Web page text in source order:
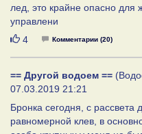
лед, это крайне опасно для
управлени
Нравится
4 Комментарии (20)
== Другой водоем ==
07.03.2019 21:21
Бронка сегодня, с рассвета
равномерной клев, в